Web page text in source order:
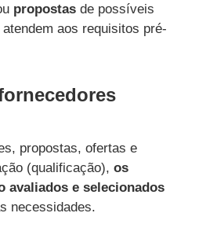
propostas de possíveis
aos requisitos pré-
propostas, ofertas e
(qualificação), os
avaliados e selecionados
necessidades.